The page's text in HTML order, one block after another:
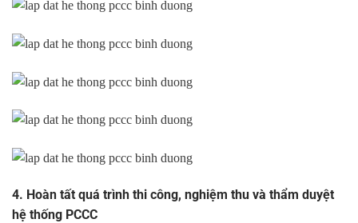
4. Hoàn tất quá trình thi công, nghiệm thu và thẩm duyệt
hệ thống PCCC